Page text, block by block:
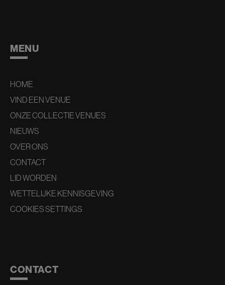
MENU
HOME
VIND EEN VENUE
ONZE COLLECTIE VENUES
NIEUWS
OVER ONS
CONTACT
LID WORDEN
WETTELIJKE KENNISGEVING
COOKIES SETTINGS
CONTACT